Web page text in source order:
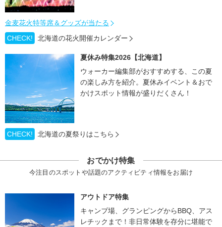
金麦花火特等席＆グッズが当たる
CHECK!
北海道の花火開催カレンダー
夏休み特集2026【北海道】
ウォーカー編集部がおすすめする、この夏
の楽しみ方を紹介。夏休みイベント＆おで
かけスポット情報が盛りだくさん！
CHECK! 北海道の夏祭りはこちら
おでかけ特集
今注目のスポットや話題のアクティビティ情報をお届け
アウトドア特集
キャンプ場、グランピングからBBQ、アス
レチックまで！非日常体験を存分に堪能で